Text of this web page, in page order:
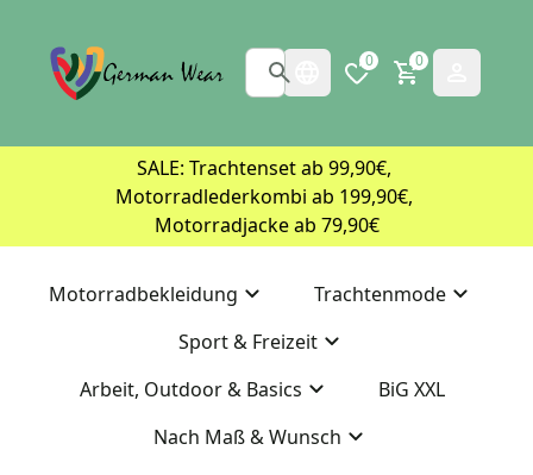
0 0
SALE: Trachtenset ab 99,90€,
Motorradlederkombi ab 199,90€,
Motorradjacke ab 79,90€
Motorradbekleidung
Trachtenmode
Sport & Freizeit
Arbeit, Outdoor & Basics
BiG XXL
Nach Maß & Wunsch